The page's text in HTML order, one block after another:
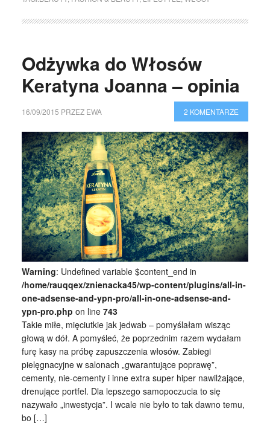
Odżywka do Włosów
Keratyna Joanna – opinia
16/09/2015 PRZEZ EWA 2 KOMENTARZE
Warning: Undefined variable $content_end in
/home/rauqqex/znienacka45/wp-content/plugins/all-in-
one-adsense-and-ypn-pro/all-in-one-adsense-and-
ypn-pro.php on line 743
Takie miłe, mięciutkie jak jedwab – pomyślałam wisząc
głową w dół. A pomyśleć, że poprzednim razem wydałam
furę kasy na próbę zapuszczenia włosów. Zabiegi
pielęgnacyjne w salonach „gwarantujące poprawę”,
cementy, nie-cementy i inne extra super hiper nawilżające,
drenujące portfel. Dla lepszego samopoczucia to się
nazywało „inwestycja”. I wcale nie było to tak dawno temu,
bo […]